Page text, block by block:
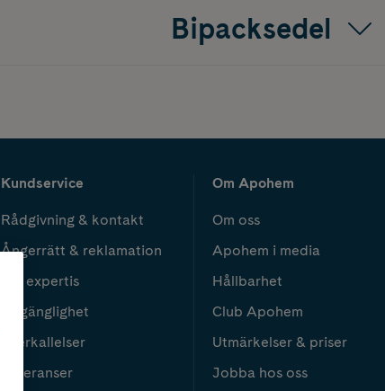
Bipacksedel
Kundservice
Rådgivning & kontakt
Ångerrätt & reklamation
Vår expertis
Tillgänglighet
Återkallelser
Leveranser
Om Apohem
Om oss
Apohem i media
Hållbarhet
Club Apohem
Utmärkelser & priser
Jobba hos oss